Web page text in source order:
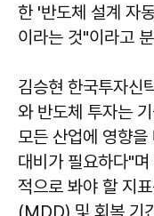
한 '반도체 설계 자
이라는 것"이라고
김승현 한국투자신
와 반도체 투자는
모든 산업에 영향
대비가 필요하다"
적으로 봐야 할 지
(MDD) 및 회복 기